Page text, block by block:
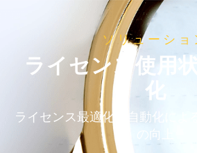
ソリューショ
ライセンス使用
化
ライセンス最適化の自動化によ
の向上